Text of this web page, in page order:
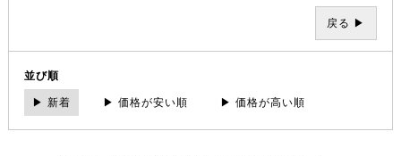
戻る ▶
並び順
▶ 新着 ▶ 価格が安い順 ▶ 価格が高い順